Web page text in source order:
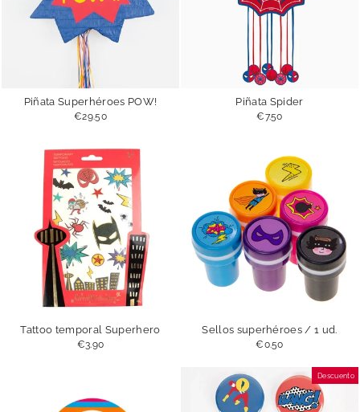
Piñata Superhéroes POW!
€29.50
Piñata Spider
€7.50
Tattoo temporal Superhero
€3.90
Sellos superhéroes / 1 ud.
€0.50
Descuento